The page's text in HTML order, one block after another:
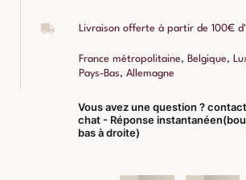
Livraison offerte à partir de 100€
France métropolitaine, Belgique,
Pays-Bas, Allemagne
Vous avez une question ?
chat - Réponse
bas à droite)